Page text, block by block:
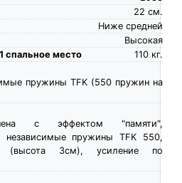
см.
22
Ниже средней
Высокая
спальное место
кг.
110
пружины TFK (550 пружин на
пена c эффектом "памяти",
пружины TFK 550,
(высота 3см), усиление по